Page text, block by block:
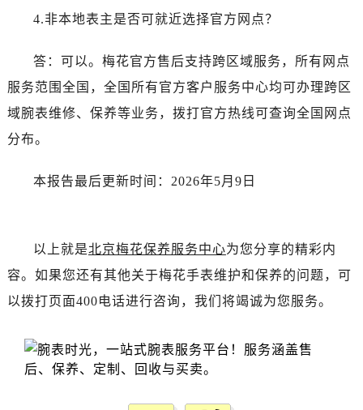
新疆维吾尔自治区五家渠市长征西街售后服务中心（需提前预约）
新疆维吾尔自治区新星市东风路售后服务中心（需提前预约）
贵州省黔西南布依族苗族自治州兴义市大道与桔香路交汇处售后服务中心（需提前预约）
贵州省铜仁市碧江区民主路售后服务中心（需提前预约）
贵州省遵义市红花岗区共青大道与嵩山路交叉口售后服务中心（需提前预约）
4.非本地表主是否可就近选择官方网点？
答：可以。梅花官方售后支持跨区域服务，所有网点
服务范围全国，全国所有官方客户服务中心均可办理跨区
域腕表维修、保养等业务，拨打官方热线可查询全国网点
分布。
本报告最后更新时间：2026年5月9日
以上就是北京梅花保养服务中心为您分享的精彩内
容。如果您还有其他关于梅花手表维护和保养的问题，可
以拨打页面400电话进行咨询，我们将竭诚为您服务。